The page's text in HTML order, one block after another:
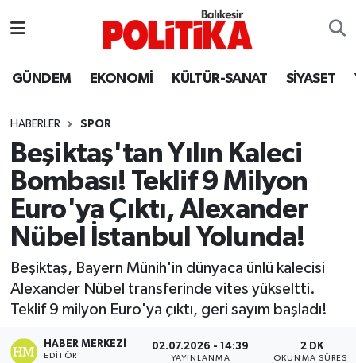
GÜNDEM EKONOMİ KÜLTÜR-SANAT SİYASET
HABERLER SPOR
Beşiktaş'tan Yılın Kaleci
Bombası! Teklif 9 Milyon
Euro'ya Çıktı, Alexander
Nübel İstanbul Yolunda!
Beşiktaş, Bayern Münih'in dünyaca ünlü kalecisi
Alexander Nübel transferinde vites yükseltti.
Teklif 9 milyon Euro'ya çıktı, geri sayım başladı!
HABER MERKEZI
EDITÖR
02.07.2026 - 14:39
YAYINLANMA
2 DK
OKUNMA SÜRESI
Ayvalık
Balya
Bandırma
Bigadiç
BİYOGRAFİLER
Burhaniye
ÇEVRE
Balıkesir Hava Durumu
Balıkesir Namaz Vakitleri
Balıkesir Trafik Yoğunluk Haritası
Süper Lig Puan Durumu ve Fikstür
Tüm Manşetler
Son Dakika Haberleri
Haber Arşivi